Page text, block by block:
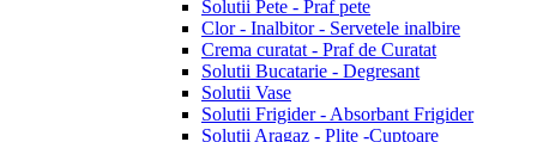
Solutii Pete - Praf pete
Clor - Inalbitor - Servetele inalbire
Crema curatat - Praf de Curatat
Solutii Bucatarie - Degresant
Solutii Vase
Solutii Frigider - Absorbant Frigider
Solutii Aragaz - Plite -Cuptoare